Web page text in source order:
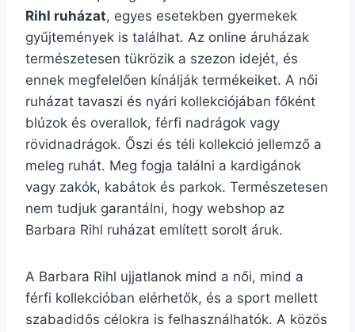
Rihl ruházat, egyes esetekben gyermekek
gyűjtemények is találhat. Az online áruházak
természetesen tükrözik a szezon idejét, és
ennek megfelelően kínálják termékeiket. A női
ruházat tavaszi és nyári kollekciójában főként
blúzok és overallok, férfi nadrágok vagy
rövidnadrágok. Őszi és téli kollekció jellemző a
meleg ruhát. Meg fogja találni a kardigánok
vagy zakók, kabátok és parkok. Természetesen
nem tudjuk garantálni, hogy webshop az
Barbara Rihl ruházat említett sorolt áruk.
A Barbara Rihl ujjatlanok mind a női, mind a
férfi kollekcióban elérhetők, és a sport mellett
szabadidős célokra is felhasználhatók. A közös